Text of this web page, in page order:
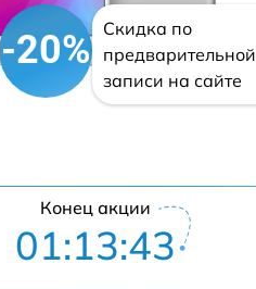
-20%
Скидка по
предварительной
записи на сайте
Конец акции
01:13:42